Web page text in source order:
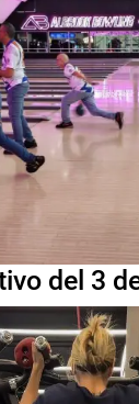
del 3